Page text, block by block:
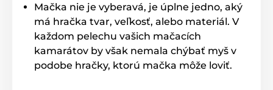
Mačka nie je vyberavá, je úplne jedno, aký
má hračka tvar, veľkosť, alebo materiál. V
každom pelechu vašich mačacích
kamarátov by však nemala chýbať myš v
podobe hračky, ktorú mačka môže loviť.